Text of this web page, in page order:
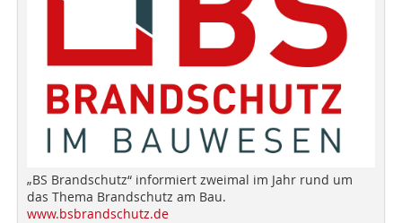
„BS Brandschutz“ informiert zweimal im Jahr rund um
das Thema Brandschutz am Bau.
www.bsbrandschutz.de